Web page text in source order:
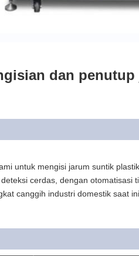
dan
untuk mengisi jarum suntik
cerdas, dengan otomatisasi
canggih industri domestik saat ini.